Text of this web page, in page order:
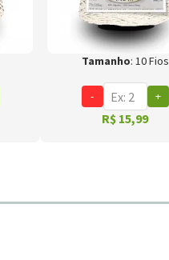
Tamanho: 10 Fios
- +
R$ 15,99